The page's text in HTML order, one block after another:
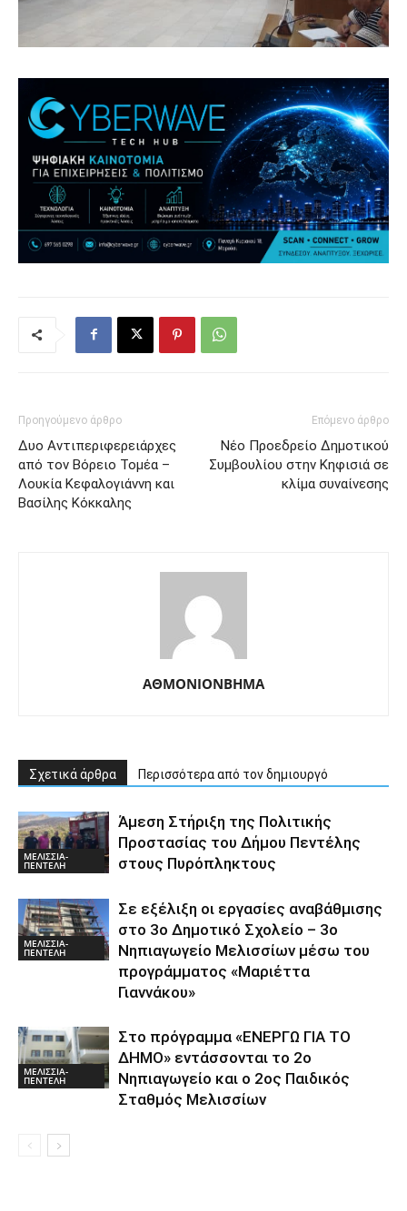
Προηγούμενο άρθρο
Δυο Αντιπεριφερειάρχες
από τον Βόρειο Τομέα –
Λουκία Κεφαλογιάννη και
Βασίλης Κόκκαλης
Επόμενο άρθρο
Νέο Προεδρείο Δημοτικού
Συμβουλίου στην Κηφισιά σε
κλίμα συναίνεσης
ΑΘΜΟΝΙΟΝΒΗΜΑ
Σχετικά άρθρα Περισσότερα από τον δημιουργό
ΜΕΛΙΣΣΙΑ-
ΠΕΝΤΕΛΗ
Άμεση Στήριξη της Πολιτικής
Προστασίας του Δήμου Πεντέλης
στους Πυρόπληκτους
ΜΕΛΙΣΣΙΑ-
ΠΕΝΤΕΛΗ
Σε εξέλιξη οι εργασίες αναβάθμισης
στο 3ο Δημοτικό Σχολείο – 3ο
Νηπιαγωγείο Μελισσίων μέσω του
προγράμματος «Μαριέττα
Γιαννάκου»
ΜΕΛΙΣΣΙΑ-
ΠΕΝΤΕΛΗ
Στο πρόγραμμα «ΕΝΕΡΓΩ ΓΙΑ ΤΟ
ΔΗΜΟ» εντάσσονται το 2ο
Νηπιαγωγείο και ο 2ος Παιδικός
Σταθμός Μελισσίων